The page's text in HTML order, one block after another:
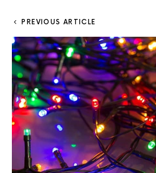
PREVIOUS ARTICLE